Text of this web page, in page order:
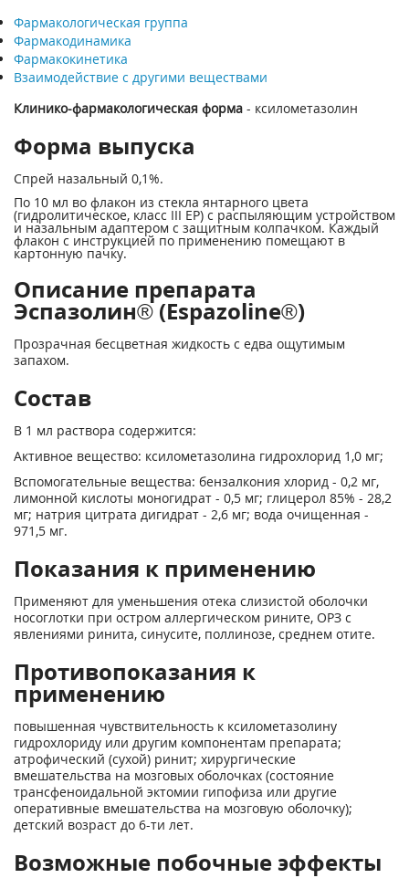
Фармакологическая группа
Фармакодинамика
Фармакокинетика
Взаимодействие с другими веществами
Клинико-фармакологическая форма - ксилометазолин
Форма выпуска
Спрей назальный 0,1%.
По 10 мл во флакон из стекла янтарного цвета
(гидролитическое, класс III ЕР) с распыляющим устройством
и назальным адаптером с защитным колпачком. Каждый
флакон с инструкцией по применению помещают в
картонную пачку.
Описание препарата
Эспазолин® (Espazoline®)
Прозрачная бесцветная жидкость с едва ощутимым
запахом.
Состав
В 1 мл раствора содержится:
Активное вещество: ксилометазолина гидрохлорид 1,0 мг;
Вспомогательные вещества: бензалкония хлорид - 0,2 мг,
лимонной кислоты моногидрат - 0,5 мг; глицерол 85% - 28,2
мг; натрия цитрата дигидрат - 2,6 мг; вода очищенная -
971,5 мг.
Показания к применению
Применяют для уменьшения отека слизистой оболочки
носоглотки при остром аллергическом рините, ОРЗ с
явлениями ринита, синусите, поллинозе, среднем отите.
Противопоказания к
применению
повышенная чувствительность к ксилометазолину
гидрохлориду или другим компонентам препарата;
атрофический (сухой) ринит; хирургические
вмешательства на мозговых оболочках (состояние
трансфеноидальной эктомии гипофиза или другие
оперативные вмешательства на мозговую оболочку);
детский возраст до 6-ти лет.
Возможные побочные эффекты